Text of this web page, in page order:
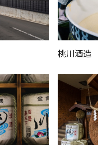
桃川酒造